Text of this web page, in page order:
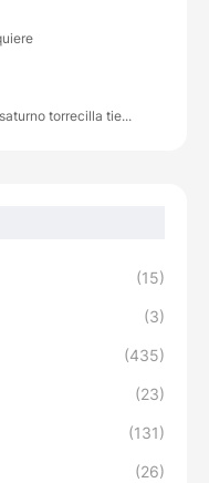
torrecilla tie...
(15)
(3)
(435)
(23)
(131)
(26)